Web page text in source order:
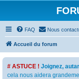
FAQ Nous
Accueil du forum
# ASTUCE ! Joignez,
cela nous aidera